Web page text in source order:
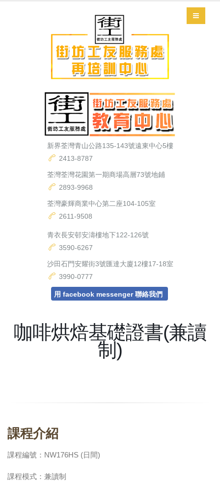
新界荃灣青山公路135-143號遠東中心5樓
2413-8787
荃灣荃灣花園第一期商場高層73號地鋪
2893-9968
荃灣豪輝商業中心第二座104-105室
2611-9508
青衣長安邨安濤樓地下122-126號
3590-6267
沙田石門安耀街3號匯達大廈12樓17-18室
3990-0777
用 facebook messenger 聯絡我們
咖啡烘焙基礎證書(兼讀
制)
課程介紹
課程編號：NW176HS (日間)
課程模式：兼讀制